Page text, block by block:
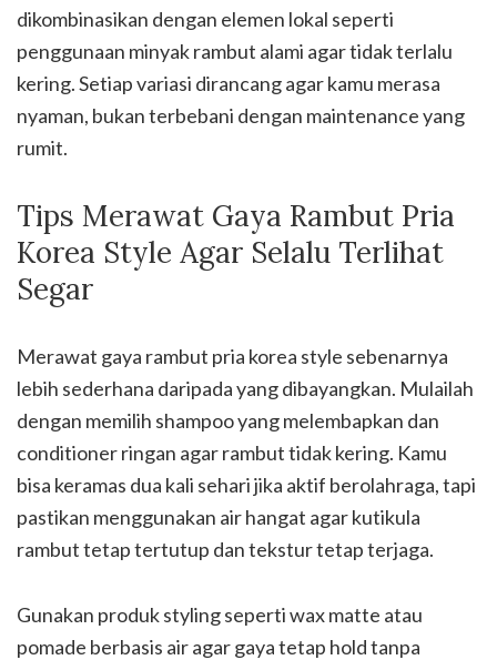
dikombinasikan dengan elemen lokal seperti
penggunaan minyak rambut alami agar tidak terlalu
kering. Setiap variasi dirancang agar kamu merasa
nyaman, bukan terbebani dengan maintenance yang
rumit.
Tips Merawat Gaya Rambut Pria
Korea Style Agar Selalu Terlihat
Segar
Merawat gaya rambut pria korea style sebenarnya
lebih sederhana daripada yang dibayangkan. Mulailah
dengan memilih shampoo yang melembapkan dan
conditioner ringan agar rambut tidak kering. Kamu
bisa keramas dua kali sehari jika aktif berolahraga, tapi
pastikan menggunakan air hangat agar kutikula
rambut tetap tertutup dan tekstur tetap terjaga.
Gunakan produk styling seperti wax matte atau
pomade berbasis air agar gaya tetap hold tanpa